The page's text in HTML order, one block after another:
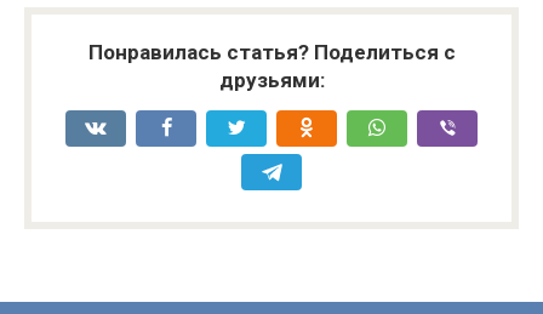
Понравилась статья? Поделиться с
друзьями: